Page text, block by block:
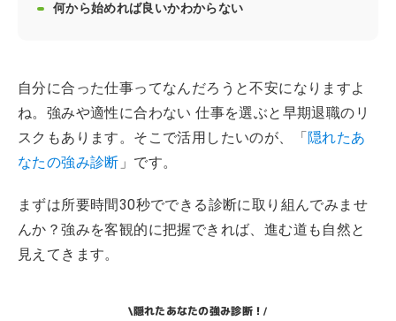
何から始めれば良いかわからない
自分に合った仕事ってなんだろうと不安になりますよ
ね。強みや適性に合わない 仕事を選ぶと早期退職のリ
スクもあります。そこで活用したいのが、「 隠れたあ
なたの強み診断 」です。
まずは所要時間30秒でできる診断に取り組んでみませ
んか？強みを客観的に把握できれば、進む道も自然と
見えてきます。
\隠れたあなたの強み診断！/